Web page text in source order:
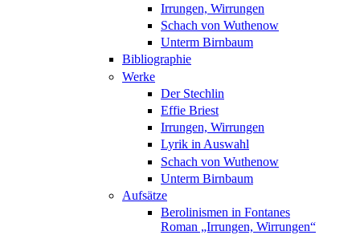
Irrungen, Wirrungen
Schach von Wuthenow
Unterm Birnbaum
Bibliographie
Werke
Der Stechlin
Effie Briest
Irrungen, Wirrungen
Lyrik in Auswahl
Schach von Wuthenow
Unterm Birnbaum
Aufsätze
Berolinismen in Fontanes
Roman „Irrungen, Wirrungen“